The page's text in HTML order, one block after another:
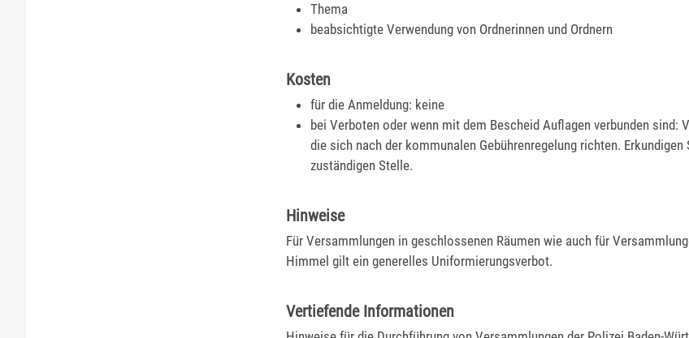
Thema
beabsichtigte Verwendung von Ordnerinnen und Ordnern
Kosten
für die Anmeldung: keine
bei Verboten oder wenn mit dem Bescheid Auflagen verbunden sind:
die sich nach der kommunalen Gebührenregelung richten. Erkundigen
zuständigen Stelle.
Hinweise
Für Versammlungen in geschlossenen Räumen wie auch für
Himmel gilt ein generelles Uniformierungsverbot.
Vertiefende Informationen